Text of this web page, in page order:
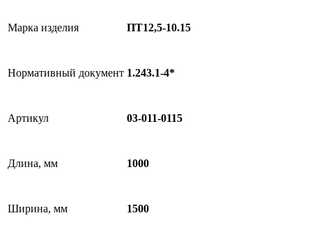
Марка изделия ПТ12,5-10.15
Нормативный документ 1.243.1-4*
Артикул 03-011-0115
Длина, мм 1000
Ширина, мм 1500